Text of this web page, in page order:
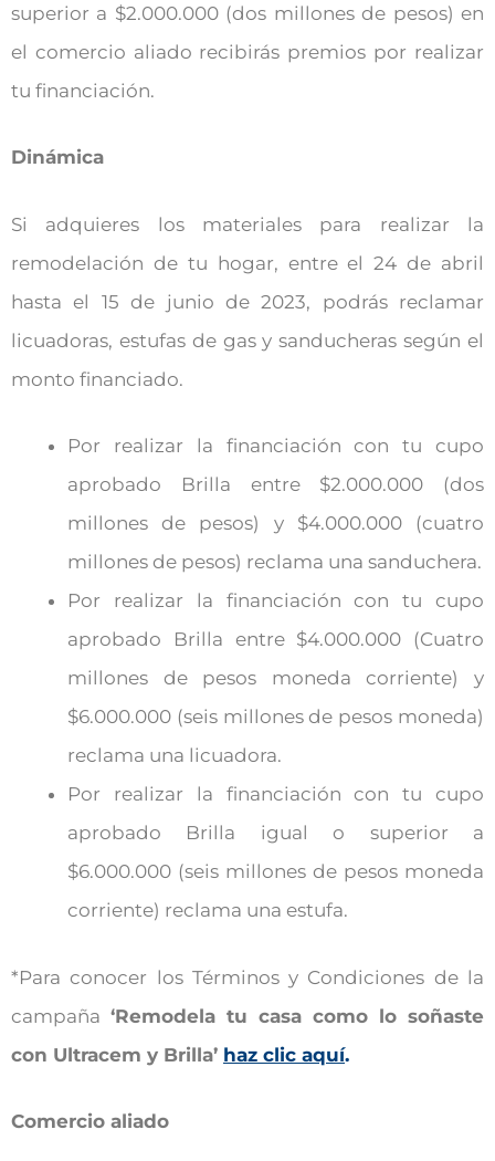
superior a $2.000.000 (dos millones de pesos) en
el comercio aliado recibirás premios por realizar
tu financiación.
Dinámica
Si adquieres los materiales para realizar la
remodelación de tu hogar, entre el 24 de abril
hasta el 15 de junio de 2023, podrás reclamar
licuadoras, estufas de gas y sanducheras según el
monto financiado.
Por realizar la financiación con tu cupo
aprobado Brilla entre $2.000.000 (dos
millones de pesos) y $4.000.000 (cuatro
millones de pesos) reclama una sanduchera.
Por realizar la financiación con tu cupo
aprobado Brilla entre $4.000.000 (Cuatro
millones de pesos moneda corriente) y
$6.000.000 (seis millones de pesos moneda)
reclama una licuadora.
Por realizar la financiación con tu cupo
aprobado Brilla igual o superior a
$6.000.000 (seis millones de pesos moneda
corriente) reclama una estufa.
*Para conocer los Términos y Condiciones de la
campaña ‘Remodela tu casa como lo soñaste
con Ultracem y Brilla’ haz clic aquí.
Comercio aliado